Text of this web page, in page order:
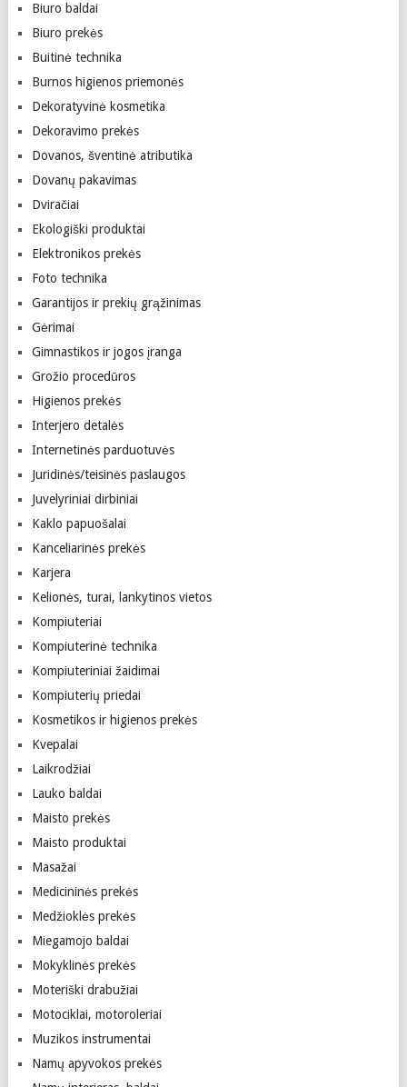
Biuro baldai
Biuro prekės
Buitinė technika
Burnos higienos priemonės
Dekoratyvinė kosmetika
Dekoravimo prekės
Dovanos, šventinė atributika
Dovanų pakavimas
Dviračiai
Ekologiški produktai
Elektronikos prekės
Foto technika
Garantijos ir prekių grąžinimas
Gėrimai
Gimnastikos ir jogos įranga
Grožio procedūros
Higienos prekės
Interjero detalės
Internetinės parduotuvės
Juridinės/teisinės paslaugos
Juvelyriniai dirbiniai
Kaklo papuošalai
Kanceliarinės prekės
Karjera
Kelionės, turai, lankytinos vietos
Kompiuteriai
Kompiuterinė technika
Kompiuteriniai žaidimai
Kompiuterių priedai
Kosmetikos ir higienos prekės
Kvepalai
Laikrodžiai
Lauko baldai
Maisto prekės
Maisto produktai
Masažai
Medicininės prekės
Medžioklės prekės
Miegamojo baldai
Mokyklinės prekės
Moteriški drabužiai
Motociklai, motoroleriai
Muzikos instrumentai
Namų apyvokos prekės